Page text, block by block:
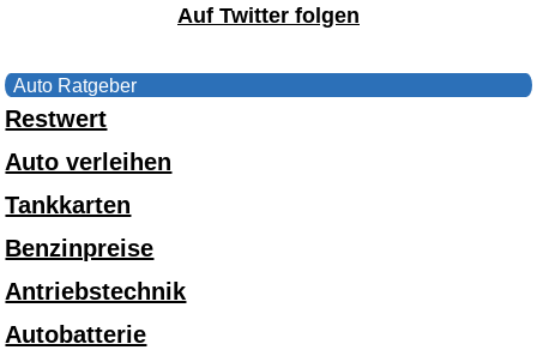
Auf Twitter folgen
Auto Ratgeber
Restwert
Auto verleihen
Tankkarten
Benzinpreise
Antriebstechnik
Autobatterie